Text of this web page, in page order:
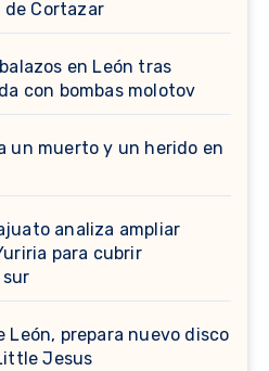
de Cortazar
en León tras
con bombas molotov
un muerto y un herido en
analiza ampliar
para cubrir
León, prepara nuevo disco
Jesus